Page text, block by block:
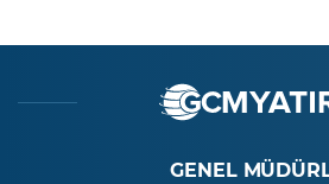
GENEL